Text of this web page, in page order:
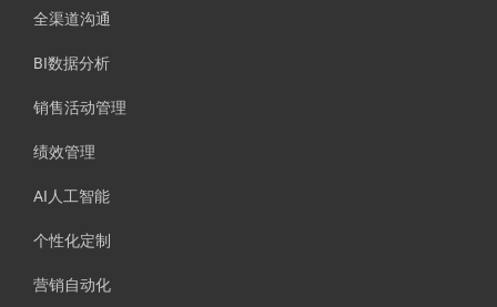
全渠道沟通
BI数据分析
销售活动管理
绩效管理
AI人工智能
个性化定制
营销自动化